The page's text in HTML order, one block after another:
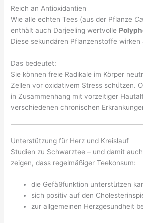
Reich an Antioxidantien
Wie alle echten Tees (aus der Pflanze
enthält auch Darjeeling wertvolle
Diese sekundären Pflanzenstoffe wirken
Das bedeutet:
Sie können freie Radikale im Körper
Zellen vor oxidativem Stress schützen.
in Zusammenhang mit vorzeitiger
verschiedenen chronischen
Unterstützung für Herz und Kreislauf
Studien zu Schwarztee – und damit
zeigen, dass regelmäßiger Teekonsum:
die Gefäßfunktion unterstützen
sich positiv auf den
zur allgemeinen Herzgesundheit